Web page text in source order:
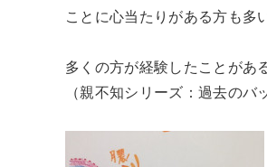
ことに心当たりがある方も多
多くの方が経験したことがあ
（親不知シリーズ：過去の